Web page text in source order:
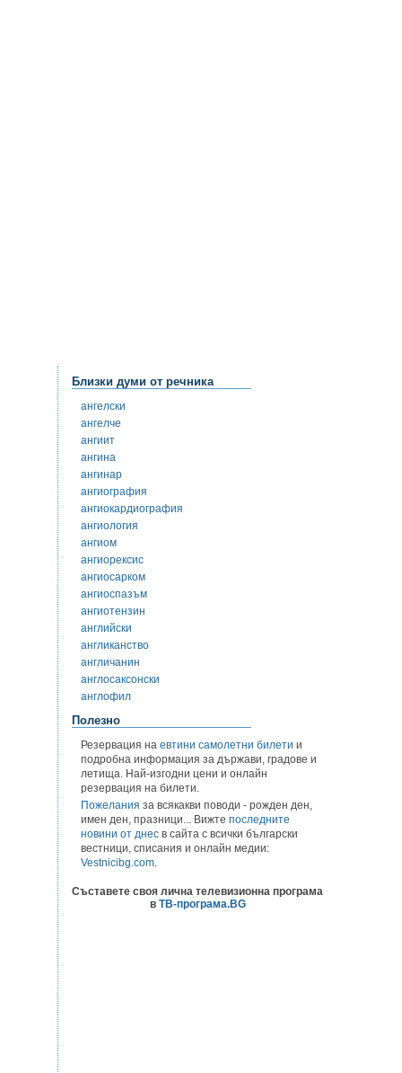
Близки думи от речника
ангелски
ангелче
ангиит
ангина
ангинар
ангиография
ангиокардиография
ангиология
ангиом
ангиорексис
ангиосарком
ангиоспазъм
ангиотензин
английски
англиканство
англичанин
англосаксонски
англофил
Полезно
Резервация на евтини самолетни билети и
подробна информация за държави, градове и
летища. Най-изгодни цени и онлайн
резервация на билети.
Пожелания за всякакви поводи - рожден ден,
имен ден, празници... Вижте последните
новини от днес в сайта с всички български
вестници, списания и онлайн медии:
Vestnicibg.com.
Съставете своя лична телевизионна програма
в ТВ-програма.BG